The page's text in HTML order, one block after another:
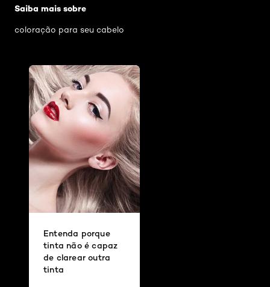
Saiba mais sobre
coloração para seu cabelo
Entenda porque
tinta não é capaz
de clarear outra
tinta